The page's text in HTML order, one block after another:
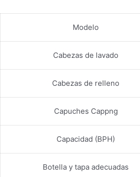
Modelo
Cabezas de lavado
Cabezas de relleno
Capuches Cappng
Capacidad (BPH)
Botella y tapa adecuadas